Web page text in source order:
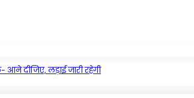
दीजिए, लड़ाई जारी रहेगी